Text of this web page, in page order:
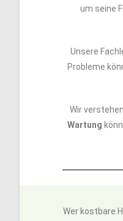
um seine
Unsere
Probleme
Wir
Wartung
Wer kostbare